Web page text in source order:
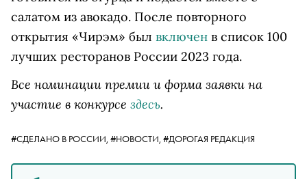
салатом из авокадо. После повторного
открытия «Чирэм» был включен в список 100
лучших ресторанов России 2023 года.
Все номинации премии и форма заявки на
участие в конкурсе здесь.
#СДЕЛАНО В РОССИИ, #НОВОСТИ, #ДОРОГАЯ РЕДАКЦИЯ